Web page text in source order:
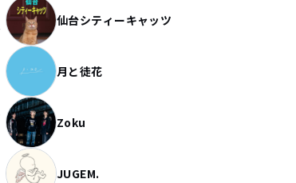
仙台シティーキャッツ
月と徒花
Zoku
JUGEM.